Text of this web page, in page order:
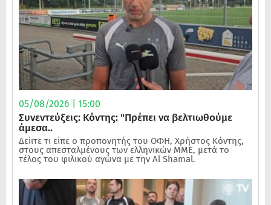
05/08/2026 | 15:00
Συνεντεύξεις: Κόντης: "Πρέπει να βελτιωθούμε
άμεσα..
Δείιτε τι είπε ο προπονητής του ΟΦΗ, Χρήστος Κόντης,
στους απεσταλμένους των ελληνικών ΜΜΕ, μετά το
τέλος του φιλικού αγώνα με την Al Shamal.